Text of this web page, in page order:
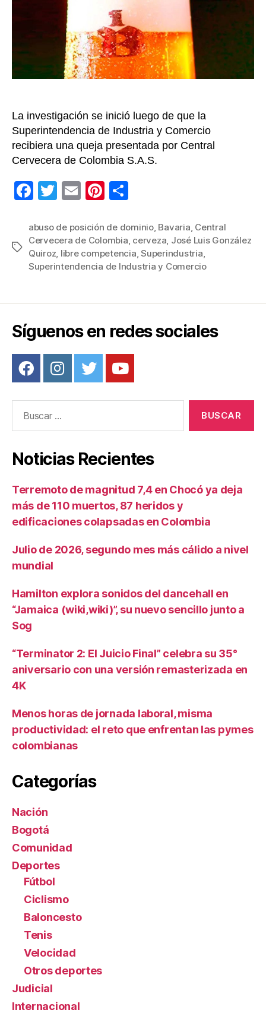
de
la
libre
La investigación se inició luego de que la
Superintendencia de Industria y Comercio
recibiera una queja presentada por Central
Cervecera de Colombia S.A.S.
F
c
e
b
o
k
T
tt
er
E
ail
Pi
er
e
st
m
p
ar
Etiquetas
abuso de posición de dominio, Bavaria, Central
Cervecera de Colombia, cerveza, José Luis González
Quiroz, libre competencia,Superindustria,
Superintendencia de Industria y Comercio
Síguenos en redes sociales
Noticias Recientes
Terremoto de magnitud 7,4 en Chocó ya deja
más de 110 muertos, 87 heridos y
edificaciones colapsadas en Colombia
Julio de 2026, segundo mes más cálido a nivel
mundial
Hamilton explora sonidos del dancehall en
“Jamaica (wiki,wiki)”, su nuevo sencillo junto a
Sog
“Terminator 2: El Juicio Final” celebra su 35°
aniversario con una versión remasterizada en
4K
Menos horas de jornada laboral, misma
productividad: el reto que enfrentan las pymes
colombianas
Categorías
Nación
Bogotá
Comunidad
Deportes
Fútbol
Ciclismo
Baloncesto
Tenis
Velocidad
Otros deportes
Judicial
Internacional